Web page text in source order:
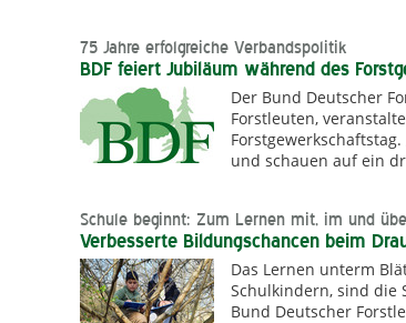
75 Jahre erfolgreiche Verbandspolitik
BDF feiert Jubiläum während des
Der Bund Deutscher
Forstleuten,
und schauen auf ein
Schule beginnt: Zum Lernen mit, im und
Verbesserte Bildungschancen beim
Das Lernen unterm
Schulkindern, sind die
Bund Deutscher